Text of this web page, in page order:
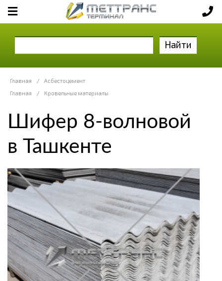
Найти
Главная /
Асбестоцемент
Главная
/ Кровельные материалы
Шифер 8-волновой
в Ташкенте